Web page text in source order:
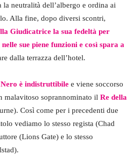
neutralità dell’albergo e ordina ai
Alla fine, dopo diversi scontri,
Giudicatrice la sua fedeltà per
sue piene funzioni e così spara a
dalla terrazza dell’hotel.
Nero è indistruttibile e viene soccorso
malavitoso soprannominato il Re della
Così come per i precedenti due
vediamo lo stesso regista (Chad
(Lions Gate) e lo stesso